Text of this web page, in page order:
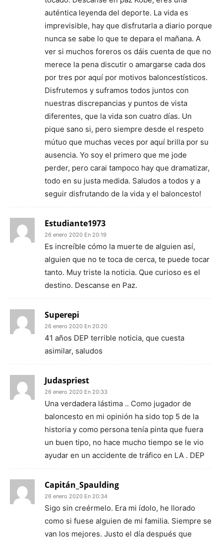
auténtica leyenda del deporte. La vida es
imprevisible, hay que disfrutarla a diario porque
nunca se sabe lo que te depara el mañana. A
ver si muchos foreros os dáis cuenta de que no
merece la pena discutir o amargarse cada dos
por tres por aquí por motivos baloncestísticos.
Disfrutemos y suframos todos juntos con
nuestras discrepancias y puntos de vista
diferentes, que la vida son cuatro días. Un
pique sano si, pero siempre desde el respeto
mútuo que muchas veces por aquí brilla por su
ausencia. Yo soy el primero que me jode
perder, pero carai tampoco hay que dramatizar,
todo en su justa medida. Saludos a todos y a
seguir disfrutando de la vida y el baloncesto!
Estudiante1973
26 enero 2020 En 20:19
Es increíble cómo la muerte de alguien así,
alguien que no te toca de cerca, te puede tocar
tanto. Muy triste la noticia. Que curioso es el
destino. Descanse en Paz.
Superepi
26 enero 2020 En 20:20
41 años DEP terrible noticia, que cuesta
asimilar, saludos
Judaspriest
26 enero 2020 En 20:33
Una verdadera lástima .. Como jugador de
baloncesto en mi opinión ha sido top 5 de la
historia y como persona tenía pinta que fuera
un buen tipo, no hace mucho tiempo se le vio
ayudar en un accidente de tráfico en LA . DEP
Capitán_Spaulding
26 enero 2020 En 20:34
Sigo sin creérmelo. Era mi ídolo, he llorado
como si fuese alguien de mi familia. Siempre se
van los mejores. Justo el día después que